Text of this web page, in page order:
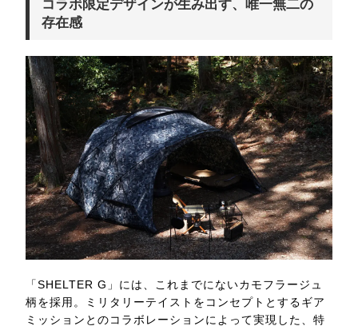
コラボ限定デザインが生み出す、唯一無二の
存在感
「SHELTER G」には、これまでにないカモフラージュ
柄を採用。ミリタリーテイストをコンセプトとするギア
ミッションとのコラボレーションによって実現した、特